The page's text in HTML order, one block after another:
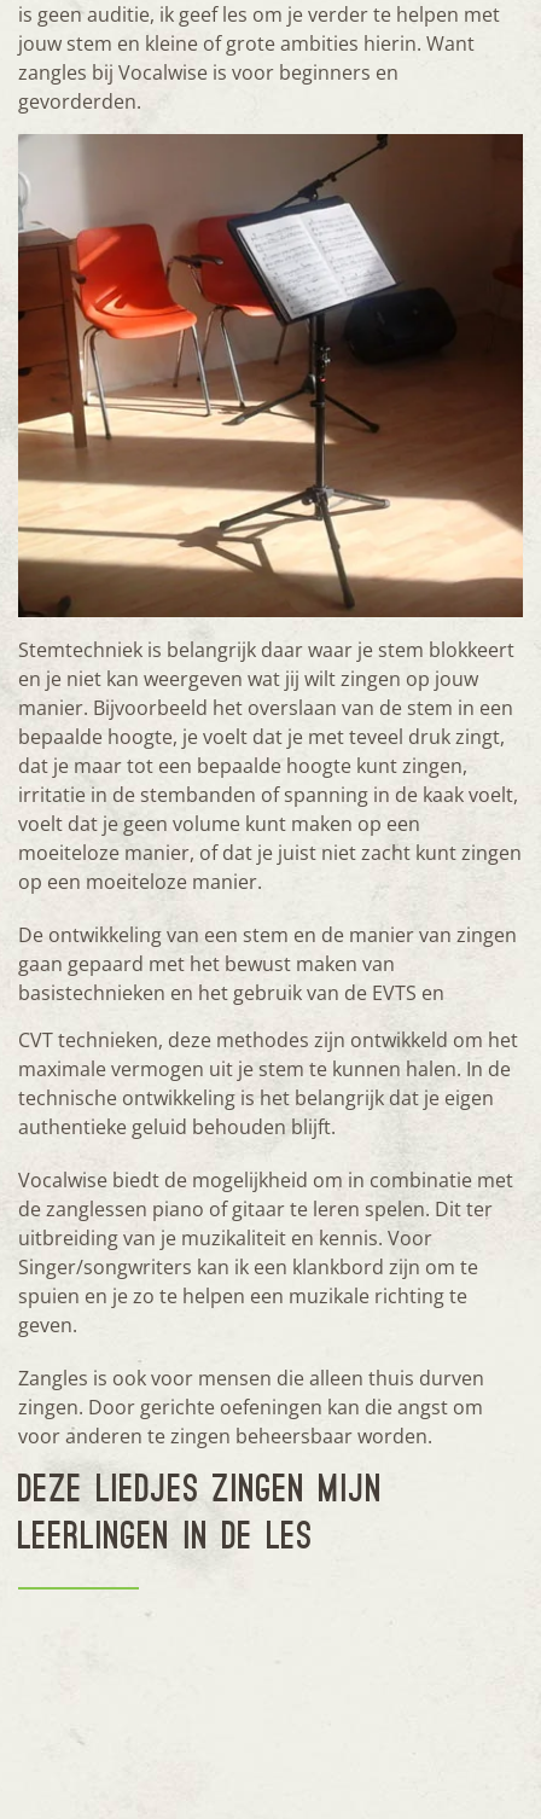
is geen auditie, ik geef les om je verder te helpen met
jouw stem en kleine of grote ambities hierin. Want
zangles bij Vocalwise is voor beginners en
gevorderden.
Stemtechniek is belangrijk daar waar je stem blokkeert
en je niet kan weergeven wat jij wilt zingen op jouw
manier. Bijvoorbeeld het overslaan van de stem in een
bepaalde hoogte, je voelt dat je met teveel druk zingt,
dat je maar tot een bepaalde hoogte kunt zingen,
irritatie in de stembanden of spanning in de kaak voelt,
voelt dat je geen volume kunt maken op een
moeiteloze manier, of dat je juist niet zacht kunt zingen
op een moeiteloze manier.
De ontwikkeling van een stem en de manier van zingen
gaan gepaard met het bewust maken van
basistechnieken en het gebruik van de EVTS en
CVT technieken, deze methodes zijn ontwikkeld om het
maximale vermogen uit je stem te kunnen halen. In de
technische ontwikkeling is het belangrijk dat je eigen
authentieke geluid behouden blijft.
Vocalwise biedt de mogelijkheid om in combinatie met
de zanglessen piano of gitaar te leren spelen. Dit ter
uitbreiding van je muzikaliteit en kennis. Voor
Singer/songwriters kan ik een klankbord zijn om te
spuien en je zo te helpen een muzikale richting te
geven.
Zangles is ook voor mensen die alleen thuis durven
zingen. Door gerichte oefeningen kan die angst om
voor anderen te zingen beheersbaar worden.
DEZE LIEDJES ZINGEN MIJN
LEERLINGEN IN DE LES